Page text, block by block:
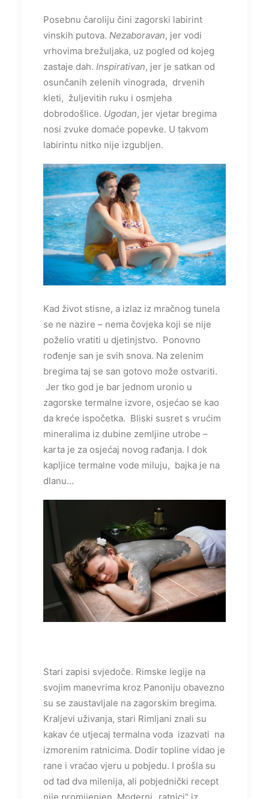
Posebnu čaroliju čini zagorski labirint
vinskih putova. Nezaboravan, jer vodi
vrhovima brežuljaka, uz pogled od kojeg
zastaje dah. Inspirativan, jer je satkan od
osunčanih zelenih vinograda, drvenih
kleti, žuljevitih ruku i osmjeha
dobrodošlice. Ugodan, jer vjetar bregima
nosi zvuke domaće popevke. U takvom
labirintu nitko nije izgubljen.
Kad život stisne, a izlaz iz mračnog tunela
se ne nazire – nema čovjeka koji se nije
poželio vratiti u djetinjstvo. Ponovno
rođenje san je svih snova. Na zelenim
bregima taj se san gotovo može ostvariti.
Jer tko god je bar jednom uronio u
zagorske termalne izvore, osjećao se kao
da kreće ispočetka. Bliski susret s vrućim
mineralima iz dubine zemljine utrobe –
karta je za osjećaj novog rađanja. I dok
kapljice termalne vode miluju, bajka je na
dlanu…
Stari zapisi svjedoče. Rimske legije na
svojim manevrima kroz Panoniju obavezno
su se zaustavljale na zagorskim bregima.
Kraljevi uživanja, stari Rimljani znali su
kakav će utjecaj termalna voda izazvati na
izmorenim ratnicima. Dodir topline vidao je
rane i vraćao vjeru u pobjedu. I prošla su
od tad dva milenija, ali pobjednički recept
nije promijenjen. Moderni „ratnici“ iz